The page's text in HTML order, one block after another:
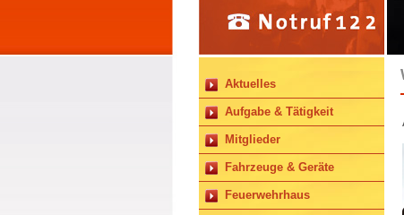
Aktuelles
Aufgabe & Tätigkeit
Mitglieder
Fahrzeuge & Geräte
Feuerwehrhaus